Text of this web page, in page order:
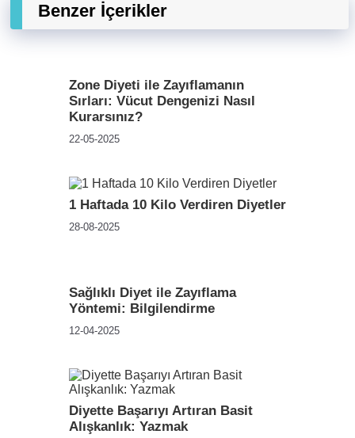
Benzer İçerikler
Zone Diyeti ile Zayıflamanın
Sırları: Vücut Dengenizi Nasıl
Kurarsınız?
22-05-2025
1 Haftada 10 Kilo Verdiren Diyetler
28-08-2025
Sağlıklı Diyet ile Zayıflama
Yöntemi: Bilgilendirme
12-04-2025
Diyette Başarıyı Artıran Basit
Alışkanlık: Yazmak